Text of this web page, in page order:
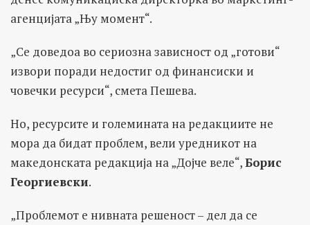
агенцијата „Њу момент“.
„Се доведоа во сериозна зависност од „готови“
извори поради недостиг од финансиски и
човечки ресурси“, смета Пешева.
Но, ресурсите и големината на редакциите не
мора да бидат проблем, вели уредникот на
македонската редакција на „Дојче веле“,Борис
Георгиевски.
„Проблемот е нивната решеност – дел да се